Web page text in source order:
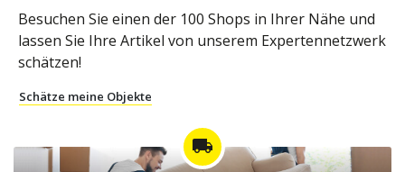
Besuchen Sie einen der 100 Shops in Ihrer Nähe und
lassen Sie Ihre Artikel von unserem Expertennetzwerk
schätzen!
Schätze meine Objekte
local_shipping